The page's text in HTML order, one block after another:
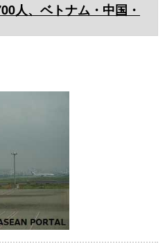
人、ベトナム・中国・